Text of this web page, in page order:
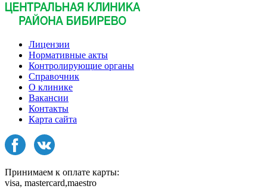
Лицензии
Нормативные акты
Контролирующие органы
Справочник
О клинике
Вакансии
Контакты
Карта сайта
Принимаем к оплате карты:
visa, mastercard,maestro